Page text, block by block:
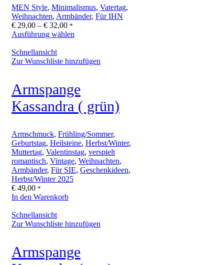
MEN Style, Minimalismus, Vatertag,
Weihnachten, Armbänder, Für IHN
€ 29,00 – € 32,00Preisspanne:
€ 29,00
*
Ausführung wählen
Schnellansicht
Zur Wunschliste hinzufügen
Armspange
Kassandra ( grün)
Armschmuck, Frühling/Sommer,
Geburtstag, Heilsteine, Herbst/Winter,
Muttertag, Valentinstag, verspielt
romantisch, Vintage, Weihnachten,
Armbänder, Für SIE, Geschenkideen,
Herbst/Winter 2025
€ 49,00 *
In den Warenkorb
Schnellansicht
Zur Wunschliste hinzufügen
Armspange